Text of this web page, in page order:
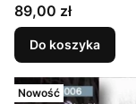
Cena
89,00 zł
Do koszyka
Nowość